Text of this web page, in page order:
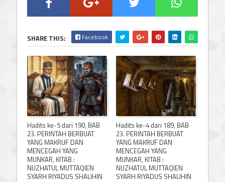
SHARE THIS: Facebook
Hadits ke-5 dari 190, BAB
23. PERINTAH BERBUAT
YANG MAKRUF DAN
MENCEGAH YANG
MUNKAR, KITAB :
NUZHATUL MUTTAQIEN
SYARH RIYADUS SHALIHIN
Hadits ke-4 dari 189, BAB
23. PERINTAH BERBUAT
YANG MAKRUF DAN
MENCEGAH YANG
MUNKAR, KITAB :
NUZHATUL MUTTAQIEN
SYARH RIYADUS SHALIHIN